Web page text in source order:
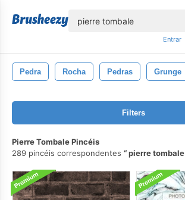
Entrar
Pedra Rocha Pedras Grunge
Filters
Pierre Tombale Pincéis
289 pincéis correspondentes
pierre tombale